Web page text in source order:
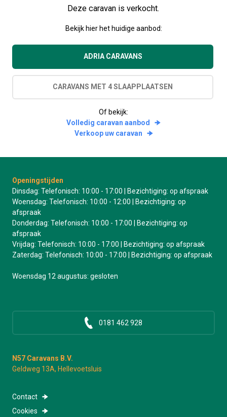
Deze caravan is verkocht.
Bekijk hier het huidige aanbod:
ADRIA CARAVANS
CARAVANS MET 4 SLAAPPLAATSEN
Of bekijk:
Volledig caravan aanbod
Verkoop uw caravan
Openingstijden
Dinsdag: Telefonisch: 10:00 - 17:00 | Bezichtiging: op afspraak
Woensdag: Telefonisch: 10:00 - 12:00 | Bezichtiging: op
afspraak
Donderdag: Telefonisch: 10:00 - 17:00 | Bezichtiging: op
afspraak
Vrijdag: Telefonisch: 10:00 - 17:00 | Bezichtiging: op afspraak
Zaterdag: Telefonisch: 10:00 - 17:00 | Bezichtiging: op afspraak
Woensdag 12 augustus: gesloten
0181 462 928
N57 Caravans B.V.
Geldweg 13A, Hellevoetsluis
Contact
Cookies